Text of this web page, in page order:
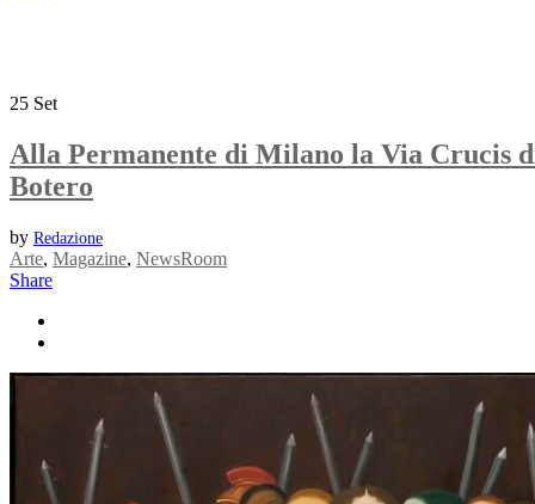
25 Set
Alla Permanente di Milano la Via Crucis
Botero
by Redazione
Arte, Magazine, NewsRoom
Share